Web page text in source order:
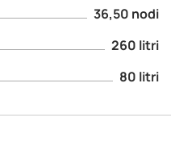
36,50 nodi
260 litri
80 litri